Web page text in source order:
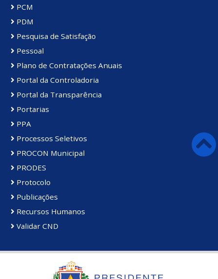
PCM
PDM
Pesquisa de Satisfação
Pessoal
Plano de Contratações Anuais
Portal da Controladoria
Portal da Transparência
Portarias
PPA
Processos Seletivos
PROCON Municipal
PRODES
Protocolo
Publicações
Recursos Humanos
Validar CND